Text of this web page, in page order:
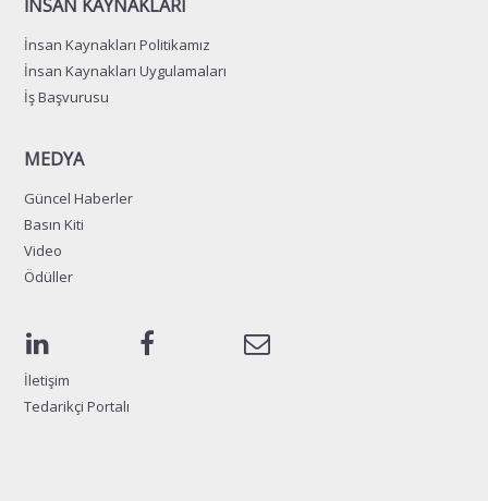
İNSAN KAYNAKLARI
İnsan Kaynakları Politikamız
İnsan Kaynakları Uygulamaları
İş Başvurusu
MEDYA
Güncel Haberler
Basın Kiti
Video
Ödüller
İletişim
Tedarikçi Portalı